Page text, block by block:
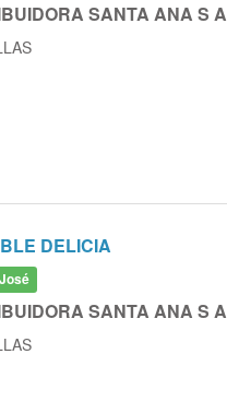
SANTA ANA S A
DELICIA
SANTA ANA S A